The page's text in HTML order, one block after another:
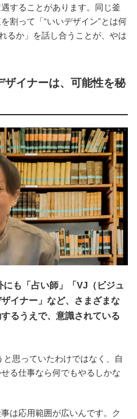
することがあります。同じ釜
割って「“いいデザイン”とは何
るか」を話し合うことが、やは
ザイナーは、可能性を秘
も「占い師」「VJ（ビジュ
イナー」など、さまざまな
るうえで、意識されている
と思っていたわけではなく、自
る仕事なら何でもやるしかな
は応用範囲が広いんです。ク